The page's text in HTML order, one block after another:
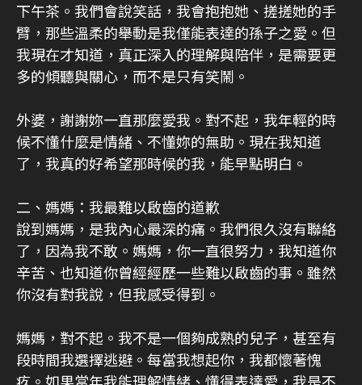
下午茶。我們會說笑話，我會抱抱她、搓搓她的手
臂，那些溫柔的舉動是我僅能表達的孫子之愛。但
我現在才知道，真正深入的理解與陪伴，是需要更
多的傾聽與關心，而不是只有笑鬧。
外婆，謝謝妳一直那麼愛我。對不起，我年輕的時
候不懂什麼是情緒、不懂妳的無助。現在我知道
了，我真的好希望那時候的我，能早點明白。
二、媽媽：我最難以啟齒的道歉
說到媽媽，是我內心最深的痛。我們很久沒有聯絡
了，因為我不敢。媽媽，你一直很努力，我知道你
辛苦、也知道你曾經經歷一些難以啟齒的事。雖然
你沒有對我說，但我感受得到。
媽媽，對不起。我不是一個夠成熟的兒子，甚至有
段時間我選擇逃避。每當我想起你，我都懷著愧